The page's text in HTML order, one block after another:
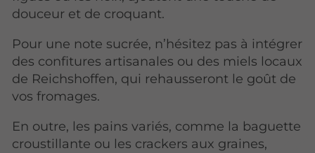
douceur et de croquant.
Pour une note sucrée, n’hésitez pas à intégrer
des confitures artisanales ou des miels locaux
de Reichshoffen, qui rehausseront le goût de
vos fromages.
En outre, les pains variés, comme la baguette
croustillante ou les crackers aux graines,